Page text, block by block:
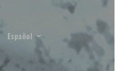
Español